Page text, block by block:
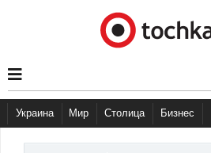
Украина Мир Столица Бизнес